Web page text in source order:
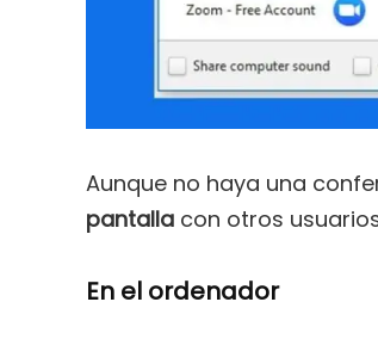
Aunque no haya una
pantalla con otros
En el ordenador